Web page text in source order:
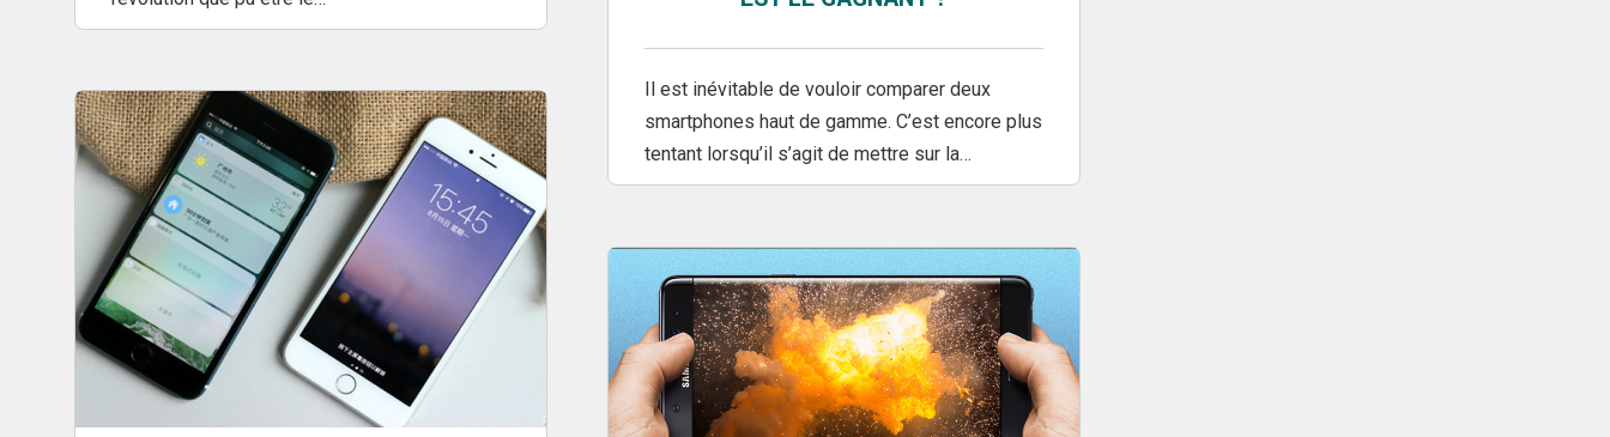
Il est inévitable de vouloir comparer deux
smartphones haut de gamme. C’est encore plus
tentant lorsqu’il s’agit de mettre sur la…